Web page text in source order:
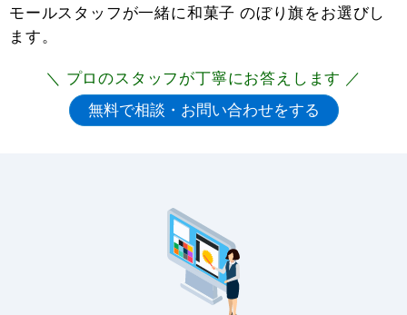
モールスタッフが一緒に和菓子 のぼり旗をお選びし
ます。
＼ プロのスタッフが丁寧にお答えします ／